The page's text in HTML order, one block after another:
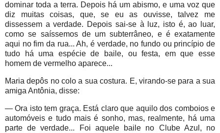
dominar toda a terra. Depois há um abismo, e uma voz que
diz muitas coisas, que, se eu as ouvisse, talvez me
dissessem a verdade. Depois sai-se à luz, isto é, ao luar,
como se saíssemos de um subterrâneo, e é exatamente
aqui no fim da rua... Ah, é verdade, no fundo ou princípio de
tudo há uma espécie de baile, ou festa, em que esse
homem de vermelho aparece...
Maria depôs no colo a sua costura. E, virando-se para a sua
amiga Antônia, disse:
— Ora isto tem graça. Está claro que aquilo dos comboios e
automóveis e tudo mais é sonho, mas, realmente, há uma
parte de verdade... Foi aquele baile no Clube Azul, no